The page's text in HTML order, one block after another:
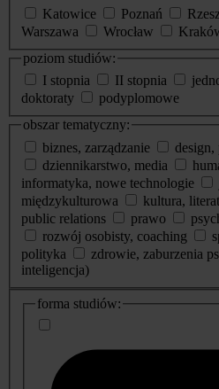
Katowice
Poznań
Warszawa
Wrocław
poziom studiów:
I stopnia
II stopnia
doktoraty
podyplomowe
obszar tematyczny:
biznes, zarządzanie
design,
dziennikarstwo, media
informatyka, nowe technologie
międzykulturowa
kultura,
public relations
prawo
rozwój osobisty, coaching
polityka
zdrowie, zaburzenia
inteligencja)
dodatkowe
informacje
forma studiów: